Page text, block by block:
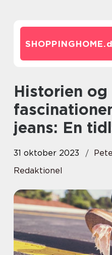
SHOPPINGHOME.
Historien og
jeans: En
31 oktober 2023
Redaktionel